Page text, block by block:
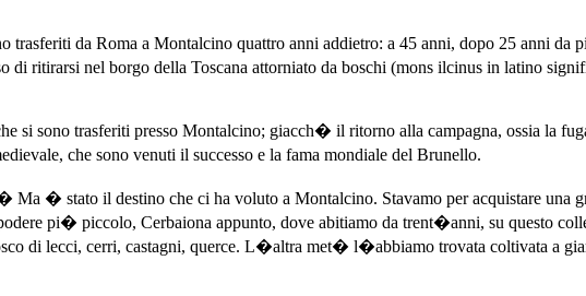
da Roma a Montalcino quattro anni addietro: a 45 anni, dopo 25 anni
ritirarsi nel borgo della Toscana attorniato da boschi (mons ilcinus in latino
si sono trasferiti presso Montalcino; giacch� il ritorno alla campagna, ossia la
che sono venuti il successo e la fama mondiale del Brunello.
� stato il destino che ci ha voluto a Montalcino. Stavamo per acquistare una
pi� piccolo, Cerbaiona appunto, dove abitiamo da trent�anni, su questo
di lecci, cerri, castagni, querce. L�altra met� l�abbiamo trovata coltivata a